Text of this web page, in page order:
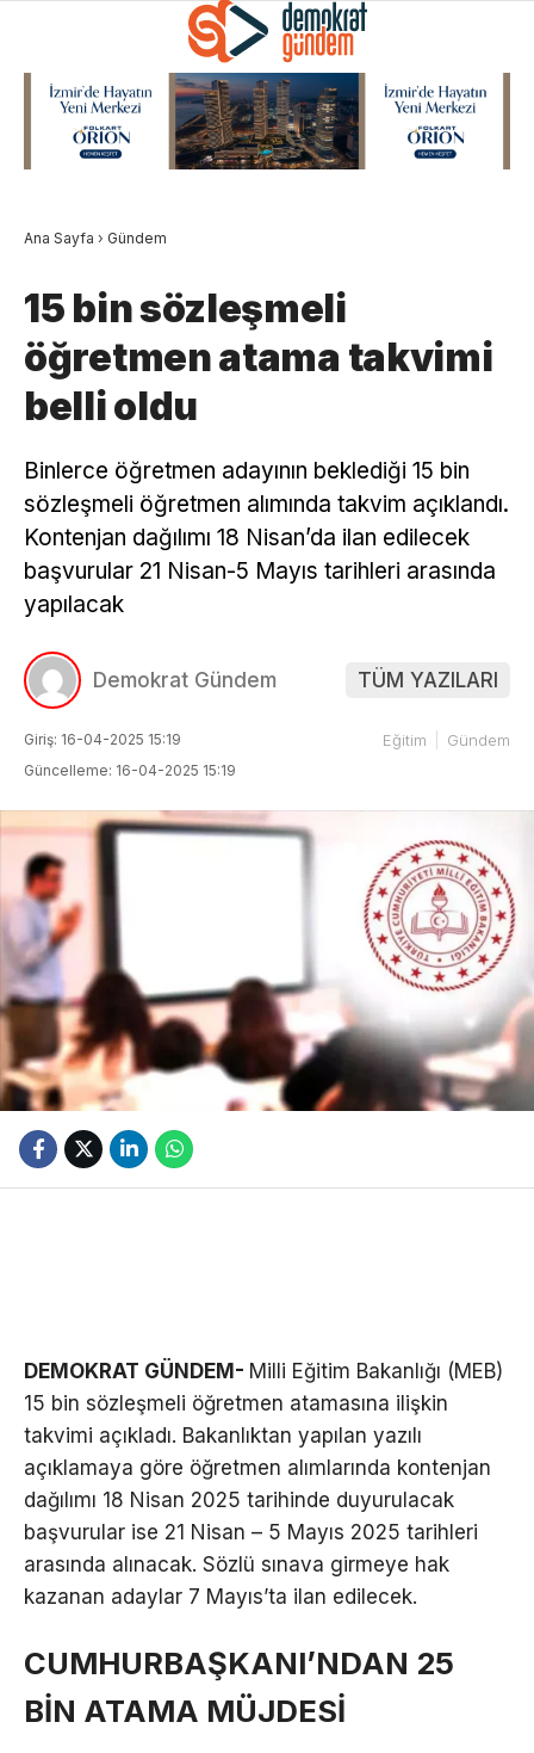
Ana Sayfa › Gündem
15 bin sözleşmeli
öğretmen atama takvimi
belli oldu
Binlerce öğretmen adayının beklediği 15 bin
sözleşmeli öğretmen alımında takvim açıklandı.
Kontenjan dağılımı 18 Nisan’da ilan edilecek
başvurular 21 Nisan-5 Mayıs tarihleri arasında
yapılacak
Demokrat Gündem TÜM YAZILARI
Giriş: 16-04-2025 15:19
Güncelleme: 16-04-2025 15:19
Eğitim Gündem
DEMOKRAT GÜNDEM- Milli Eğitim Bakanlığı (MEB)
15 bin sözleşmeli öğretmen atamasına ilişkin
takvimi açıkladı. Bakanlıktan yapılan yazılı
açıklamaya göre öğretmen alımlarında kontenjan
dağılımı 18 Nisan 2025 tarihinde duyurulacak
başvurular ise 21 Nisan – 5 Mayıs 2025 tarihleri
arasında alınacak. Sözlü sınava girmeye hak
kazanan adaylar 7 Mayıs’ta ilan edilecek.
CUMHURBAŞKANI’NDAN 25
BİN ATAMA MÜJDESİ